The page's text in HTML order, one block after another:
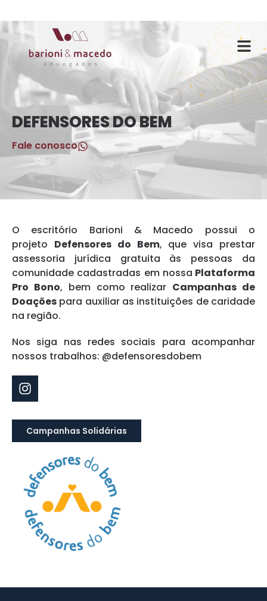
DEFENSORES DO BEM
Fale conosco
O escritório Barioni & Macedo possui o
projeto Defensores do Bem, que visa prestar
assessoria jurídica gratuita às pessoas da
comunidade cadastradas em nossa Plataforma
Pro Bono, bem como realizar Campanhas de
Doações para auxiliar as instituições de caridade
na região.
Nos siga nas redes sociais para acompanhar
nossos trabalhos: @defensoresdobem
Campanhas Solidárias